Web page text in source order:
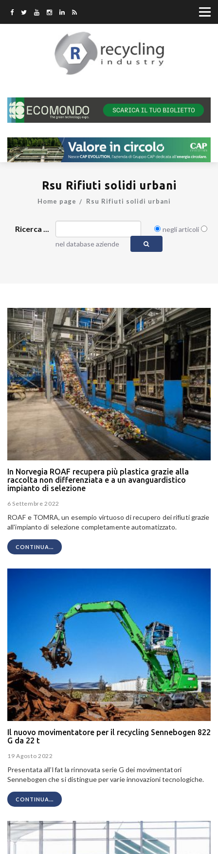
Rsu Rifiuti solidi urbani
Home page Rsu Rifiuti solidi urbani
Ricerca ...
negli articoli
nel database aziende
In Norvegia ROAF recupera più plastica grazie alla
raccolta non differenziata e a un avanguardistico
impianto di selezione
6 Settembre 2022
ROAF e TOMRA, un esempio virtuoso di recupero dei rifiuti grazie
all'impianto di selezione completamente automatizzato.
CONTINUA...
Il nuovo movimentatore per il recycling Sennebogen 822
G da 22 t
19 Agosto 2022
Presentata all’Ifat la rinnovata serie G dei movimentatori
Sennebogen che si distingue per varie innovazioni tecnologiche.
CONTINUA...